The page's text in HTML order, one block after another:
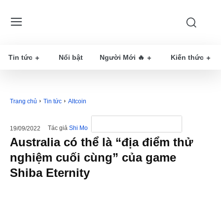
Tin tức Nổi bật Người Mới 🔥 Kiến thức
Trang chủ Tin tức Altcoin
19/09/2022 Tác giả Shi Mo
Australia có thể là “địa điểm thử
nghiệm cuối cùng” của game
Shiba Eternity